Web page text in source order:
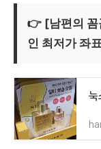
👉 [남편의 꼼
인 최저가 좌